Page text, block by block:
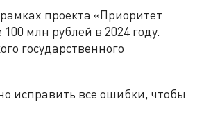
проекта «Приоритет
млн рублей в 2024 году.
государственного
исправить все ошибки, чтобы